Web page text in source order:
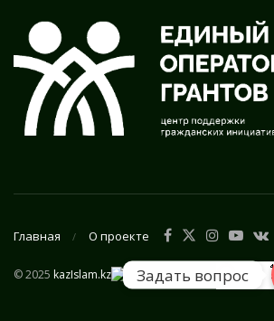
Главная О проекте
© 2025 kazIslam.kz Задать вопрос